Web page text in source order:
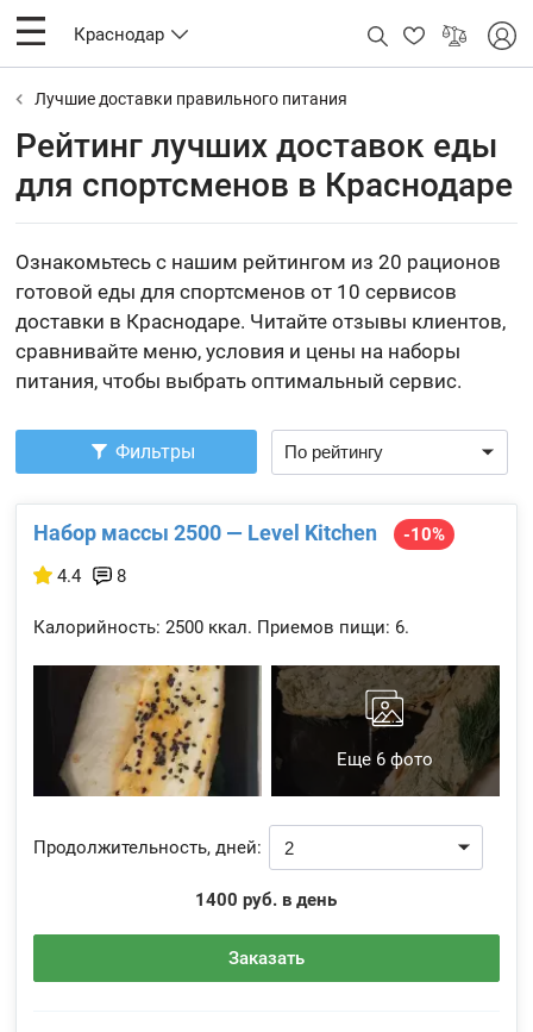
Краснодар
Лучшие доставки правильного питания
Рейтинг лучших доставок еды
для спортсменов в Краснодаре
Ознакомьтесь с нашим рейтингом из 20 рационов
готовой еды для спортсменов от 10 сервисов
доставки в Краснодаре. Читайте отзывы клиентов,
сравнивайте меню, условия и цены на наборы
питания, чтобы выбрать оптимальный сервис.
Фильтры
Набор массы 2500 — Level Kitchen
-10%
4.4
8
Калорийность: 2500 ккал. Приемов пищи: 6.
Еще 6 фото
Продолжительность, дней:
1400 руб. в день
Заказать